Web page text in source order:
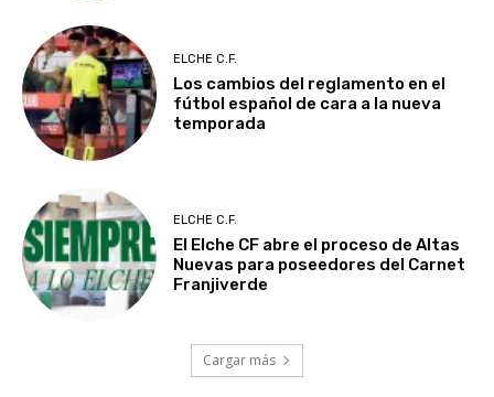
ELCHE C.F.
Los cambios del reglamento en el
fútbol español de cara a la nueva
temporada
ELCHE C.F.
El Elche CF abre el proceso de Altas
Nuevas para poseedores del Carnet
Franjiverde
Cargar más